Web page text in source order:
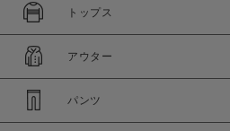
トップス
アウター
パンツ